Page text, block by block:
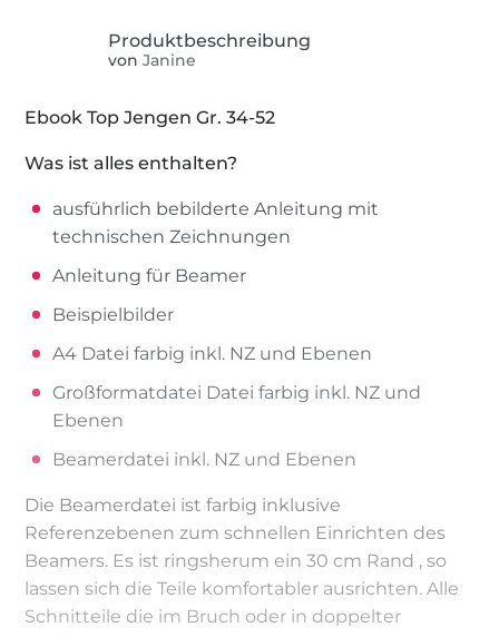
von Janine
Ebook Top Jengen Gr. 34-52
Was ist alles enthalten?
ausführlich bebilderte Anleitung mit
technischen Zeichnungen
Anleitung für Beamer
Beispielbilder
A4 Datei farbig inkl. NZ und Ebenen
Großformatdatei Datei farbig inkl. NZ und
Ebenen
Beamerdatei inkl. NZ und Ebenen
Die Beamerdatei ist farbig inklusive
Referenzebenen zum schnellen Einrichten des
Beamers. Es ist ringsherum ein 30 cm Rand , so
lassen sich die Teile komfortabler ausrichten. Alle
Schnitteile die im Bruch oder in doppelter